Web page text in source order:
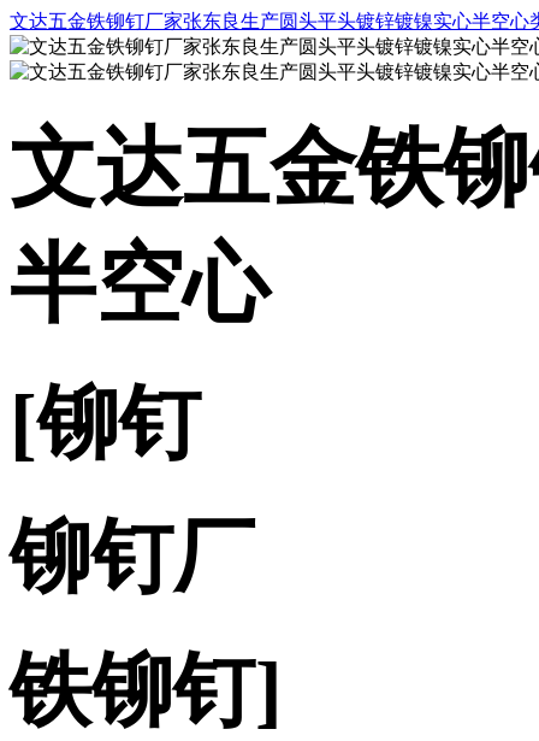
文达五金铁铆钉厂家张东良生产圆头平头镀锌镀镍实心半空心
文达五金铁
半空心
[铆钉
铆钉厂
铁铆钉]